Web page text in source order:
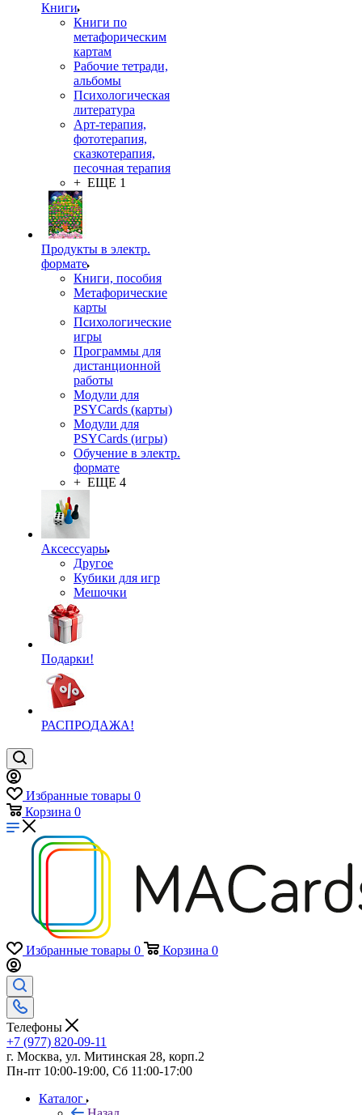
Книги
Книги по
метафорическим
картам
Рабочие тетради,
альбомы
Психологическая
литература
Арт-терапия,
фототерапия,
сказкотерапия,
песочная терапия
+ ЕЩЕ 1
Продукты в электр.
формате
Книги, пособия
Метафорические
карты
Психологические
игры
Программы для
дистанционной
работы
Модули для
PSYCards (карты)
Модули для
PSYCards (игры)
Обучение в электр.
формате
+ ЕЩЕ 4
Аксессуары
Другое
Кубики для игр
Мешочки
Подарки!
РАСПРОДАЖА!
Избранные товары 0
Корзина 0
Избранные товары 0 Корзина 0
Телефоны
+7 (977) 820-09-11
г. Москва, ул. Митинская 28, корп.2
Пн-пт 10:00-19:00, Сб 11:00-17:00
Каталог